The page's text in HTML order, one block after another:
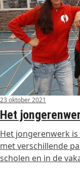
23 oktober 2021
Het
Het jongerenwerk
met verschillende
scholen en in de